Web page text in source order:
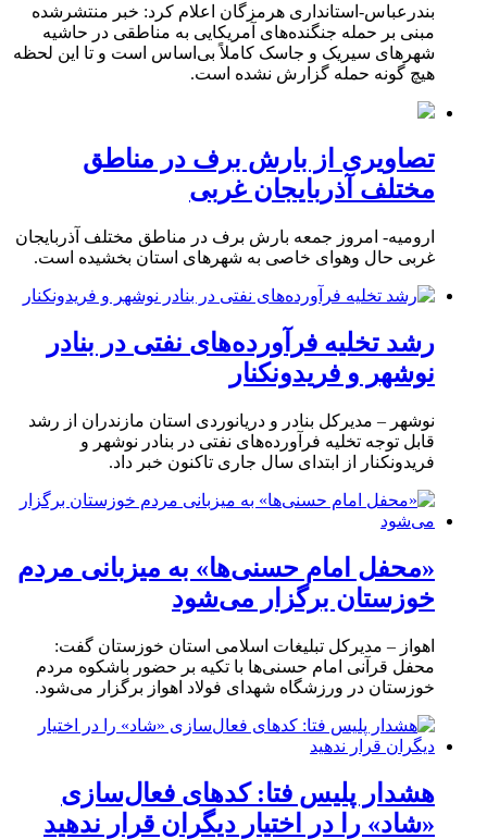
بندرعباس-استانداری هرمزگان اعلام کرد: خبر منتشرشده
مبنی بر حمله جنگنده‌های آمریکایی به مناطقی در حاشیه
شهرهای سیریک و جاسک کاملاً بی‌اساس است و تا این لحظه
هیچ گونه حمله گزارش نشده است.
تصاویری از بارش برف در مناطق
مختلف آذربایجان غربی
ارومیه- امروز جمعه بارش برف در مناطق مختلف آذربایجان
غربی حال وهوای خاصی به شهرهای استان بخشیده است.
رشد تخلیه فرآورده‌های نفتی در بنادر
نوشهر و فریدونکنار
نوشهر – مدیرکل بنادر و دریانوردی استان مازندران از رشد
قابل توجه تخلیه فرآورده‌های نفتی در بنادر نوشهر و
فریدونکنار از ابتدای سال جاری تاکنون خبر داد.
«محفل امام حسنی‌ها» به میزبانی مردم
خوزستان برگزار می‌شود
اهواز – مدیرکل تبلیغات اسلامی استان خوزستان گفت:
محفل قرآنی امام حسنی‌ها با تکیه بر حضور باشکوه مردم
خوزستان در ورزشگاه شهدای فولاد اهواز برگزار می‌شود.
هشدار پلیس فتا: کدهای فعال‌سازی
«شاد» را در اختیار دیگران قرار ندهید